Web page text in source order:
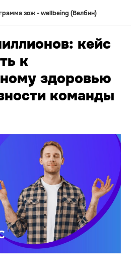
зож - wellbeing (Велбин)
кейс
к
здоровью
команды